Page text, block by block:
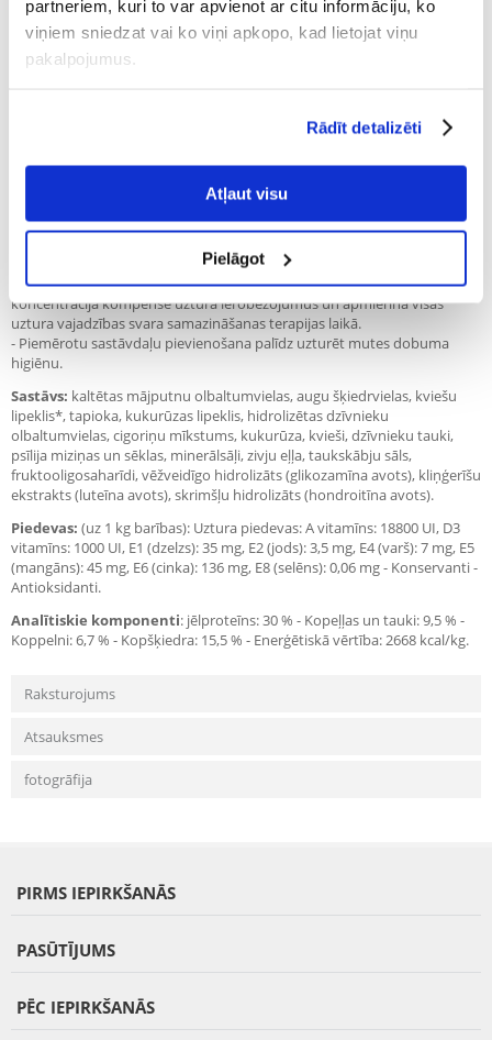
partneriem, kuri to var apvienot ar citu informāciju, ko
viņiem sniedzat vai ko viņi apkopo, kad lietojat viņu
pakalpojumus.
Rādīt detalizēti
Atļaut visu
Pielāgot
Aptaukošanās / liekais svars
- Cukura diabēts.
- Ar aptaukošanos saistīta hiperlipidēmija.
- Grūtniecība, laktācija, augšanas periods.
patēriņš.
Unikālašķiedrvielu kombinācija nodrošina sāta sajūtu.
muskuļu masu svara samazināšanas terapijas laikā.
- Paaugstināta uzturvielu (olbaltumvielu, minerālsāļu un vitamīnu)
koncentrācija kompensē uztura ierobežojumus un apmierina visas
uztura vajadzības svara samazināšanas terapijas laikā.
- Piemērotu sastāvdaļu pievienošana palīdz uzturēt mutes dobuma
higiēnu.
Sastāvs: kaltētas mājputnu olbaltumvielas, augu šķiedrvielas, kviešu
lipeklis*, tapioka, kukurūzas lipeklis, hidrolizētas dzīvnieku
olbaltumvielas, cigoriņu mīkstums, kukurūza, kvieši, dzīvnieku tauki,
psīlija miziņas un sēklas, minerālsāļi, zivju eļļa, taukskābju sāls,
fruktooligosaharīdi, vēžveidīgo hidrolizāts (glikozamīna avots), kliņģerīšu
ekstrakts (luteīna avots), skrimšļu hidrolizāts (hondroitīna avots).
Piedevas: (uz 1 kg barības): Uztura piedevas: A vitamīns: 18800 UI, D3
vitamīns: 1000 UI, E1 (dzelzs): 35 mg, E2 (jods): 3,5 mg, E4 (varš): 7 mg, E5
(mangāns): 45 mg, E6 (cinka): 136 mg, E8 (selēns): 0,06 mg - Konservanti -
Antioksidanti.
Analītiskie komponenti: jēlproteīns: 30 % - Kopeļļas un tauki: 9,5 % -
Koppelni: 6,7 % - Kopšķiedra: 15,5 % - Enerģētiskā vērtība: 2668 kcal/kg.
Raksturojums
Atsauksmes
fotogrāfija
PIRMS IEPIRKŠANĀS
PASŪTĪJUMS
PĒC IEPIRKŠANĀS